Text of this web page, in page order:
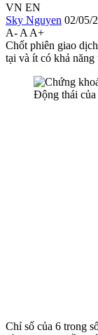
VN EN
Sky Nguyen 02/05/
A- A A+
Chốt phiên giao
tại và ít có khả
Động thái
Chỉ số của 6 trong